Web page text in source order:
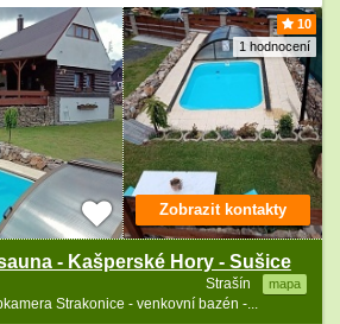
10
1 hodnocení
- Kašperské Hory - Sušice
Strašín mapa
Strakonice - venkovní bazén -...
Zobrazit kontakty